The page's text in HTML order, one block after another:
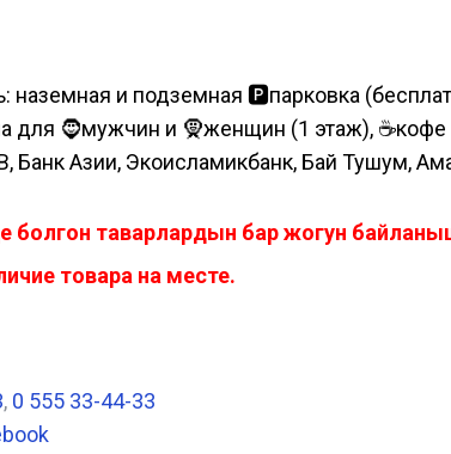
наземная и подземная 🅿парковка
для 🧔мужчин и 🧕женщин (1 этаж),
Банк Азии, Экоисламикбанк, Бай Тушум,
болгон таварлардын бар жогун
товара на месте.
, 0 555 33-44-33